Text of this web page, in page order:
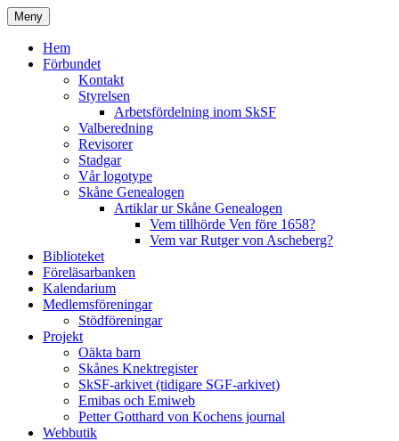
Hoppa
till
innehåll
Skånes Släktforskarförbund
Meny
Hem
Förbundet
Kontakt
Styrelsen
Arbetsfördelning inom SkSF
Valberedning
Revisorer
Stadgar
Vår logotype
Skåne Genealogen
Artiklar ur Skåne Genealogen
Vem tillhörde Ven före 1658?
Vem var Rutger von Ascheberg?
Biblioteket
Föreläsarbanken
Kalendarium
Medlemsföreningar
Stödföreningar
Projekt
Oäkta barn
Skånes Knektregister
SkSF-arkivet (tidigare SGF-arkivet)
Emibas och Emiweb
Petter Gotthard von Kochens journal
Webbutik